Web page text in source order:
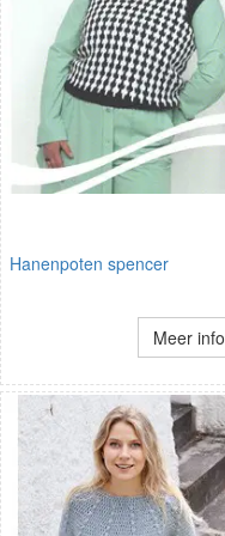
Hanenpoten spencer
Meer info